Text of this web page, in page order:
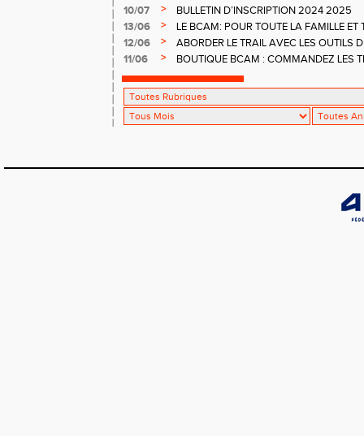
10/07
>
BULLETIN D’INSCRIPTION 2024 2025
13/06
>
LE BCAM: POUR TOUTE LA FAMILLE ET
PISTE AU TRAIL
12/06 >
ABORDER LE TRAIL AVEC LES OUTILS
11/06
> BOUTIQUE BCAM : COMMANDEZ LES